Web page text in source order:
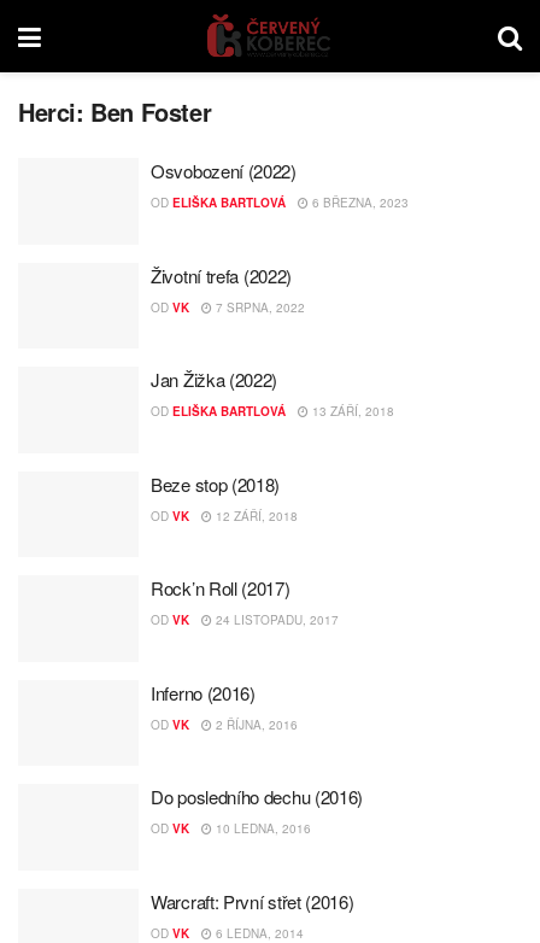
Herci: Ben Foster
Osvobození (2022)
OD ELIŠKA BARTLOVÁ 6 BŘEZNA, 2023
Životní trefa (2022)
OD VK 7 SRPNA, 2022
Jan Žižka (2022)
OD ELIŠKA BARTLOVÁ 13 ZÁŘÍ, 2018
Beze stop (2018)
OD VK 12 ZÁŘÍ, 2018
Rock’n Roll (2017)
OD VK 24 LISTOPADU, 2017
Inferno (2016)
OD VK 2 ŘÍJNA, 2016
Do posledního dechu (2016)
OD VK 10 LEDNA, 2016
Warcraft: První střet (2016)
OD VK 6 LEDNA, 2014